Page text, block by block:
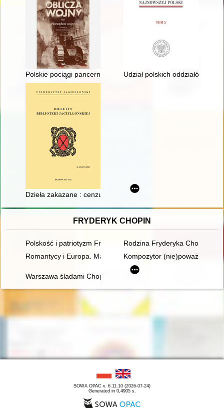
Polskie pociągi pancerne w wojnie polsko-bolszewickiej 1919-
Udział polskich oddziałów
Dzieła zakazane : cenzura na Uniwersytecie Krakowskim w
FRYDERYK CHOPIN
Polskość i patriotyzm Fryderyka ChopinaRodzina Fryderyka Chopina
Romantycy i Europa. Marzenia, doświadczenia, propozycje
Kompozytor (nie)poważny.
Warszawa śladami Chopina. Spacerownik
SOWA OPAC v. 6.11.10 (2026-07-24)
Generated in 0,4905 s.